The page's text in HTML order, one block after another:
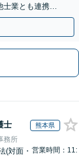
士業とも連携
士 熊本県
務所
(対面・ 営業時間：11: